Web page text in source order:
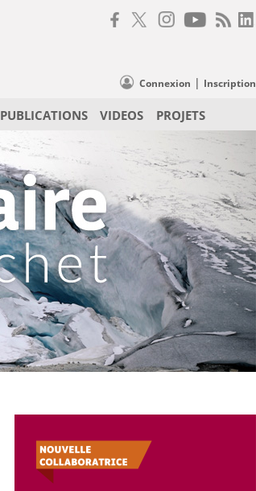
Connexion | Inscription
PUBLICATIONS VIDEOS PROJETS